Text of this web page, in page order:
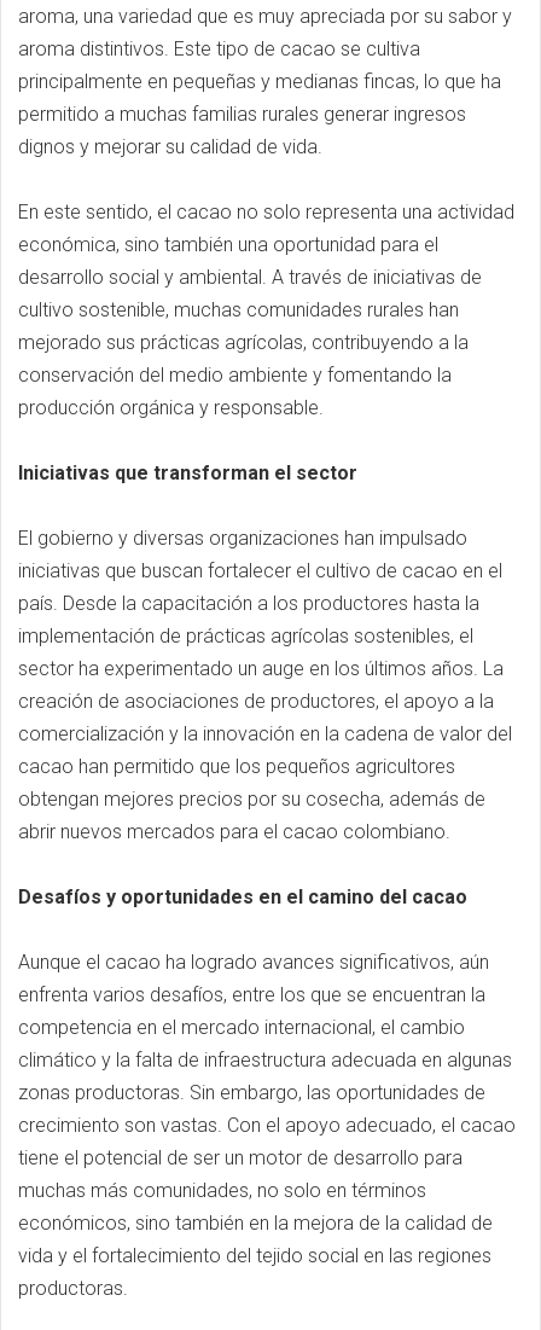
aroma, una variedad que es muy apreciada por su sabor y
aroma distintivos. Este tipo de cacao se cultiva
principalmente en pequeñas y medianas fincas, lo que ha
permitido a muchas familias rurales generar ingresos
dignos y mejorar su calidad de vida.
En este sentido, el cacao no solo representa una actividad
económica, sino también una oportunidad para el
desarrollo social y ambiental. A través de iniciativas de
cultivo sostenible, muchas comunidades rurales han
mejorado sus prácticas agrícolas, contribuyendo a la
conservación del medio ambiente y fomentando la
producción orgánica y responsable.
Iniciativas que transforman el sector
El gobierno y diversas organizaciones han impulsado
iniciativas que buscan fortalecer el cultivo de cacao en el
país. Desde la capacitación a los productores hasta la
implementación de prácticas agrícolas sostenibles, el
sector ha experimentado un auge en los últimos años. La
creación de asociaciones de productores, el apoyo a la
comercialización y la innovación en la cadena de valor del
cacao han permitido que los pequeños agricultores
obtengan mejores precios por su cosecha, además de
abrir nuevos mercados para el cacao colombiano.
Desafíos y oportunidades en el camino del cacao
Aunque el cacao ha logrado avances significativos, aún
enfrenta varios desafíos, entre los que se encuentran la
competencia en el mercado internacional, el cambio
climático y la falta de infraestructura adecuada en algunas
zonas productoras. Sin embargo, las oportunidades de
crecimiento son vastas. Con el apoyo adecuado, el cacao
tiene el potencial de ser un motor de desarrollo para
muchas más comunidades, no solo en términos
económicos, sino también en la mejora de la calidad de
vida y el fortalecimiento del tejido social en las regiones
productoras.